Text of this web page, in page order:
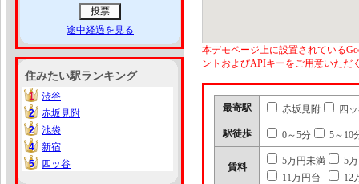
途中経過を見る
住みたい駅ランキング
1
1
渋谷
2
2
赤坂見附
2
2
池袋
4
4
新宿
5
5 四ッ谷
本デモページ上に設置されている
ントおよびAPIキーをご用意いただ
最寄駅 赤坂見附 四
駅徒歩 0～5分 5～10
賃料
5万円未満
5
11万円台
12